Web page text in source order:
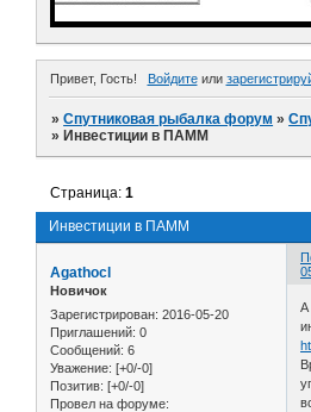
Привет, Гость! Войдитеили
»Спутниковая рыбалка форум »
» Инвестиции в ПАММ
Инвестиции в ПАММ
Страница:1
Agathocl
Новичок
Зарегистрирован: 2016-05-20
Приглашений: 0
Сообщений: 6
Уважение: [+0/-0]
Позитив: [+0/-0]
Провел на форуме:
А